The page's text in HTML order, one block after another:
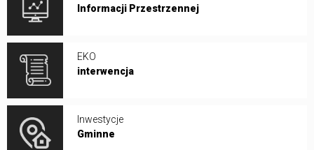
Informacji Przestrzennej
EKO
interwencja
Inwestycje
Gminne